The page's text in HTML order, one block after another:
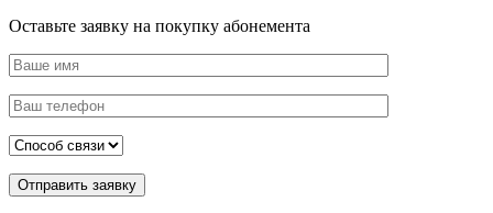
Оставьте заявку на покупку абонемента